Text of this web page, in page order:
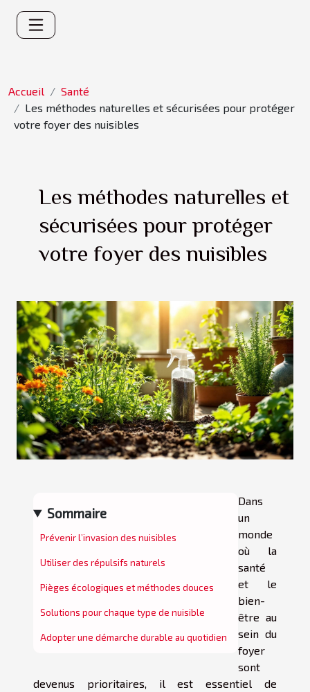
Accueil
Santé
Les méthodes naturelles et sécurisées pour protéger
votre foyer des nuisibles
Les méthodes naturelles et
sécurisées pour protéger
votre foyer des nuisibles
Sommaire
Prévenir l’invasion des nuisibles
Utiliser des répulsifs naturels
Pièges écologiques et méthodes douces
Solutions pour chaque type de nuisible
Adopter une démarche durable au quotidien
Dans
un
monde
où la
santé
et le
bien-
être au
sein du
foyer
sont
devenus prioritaires, il est essentiel de